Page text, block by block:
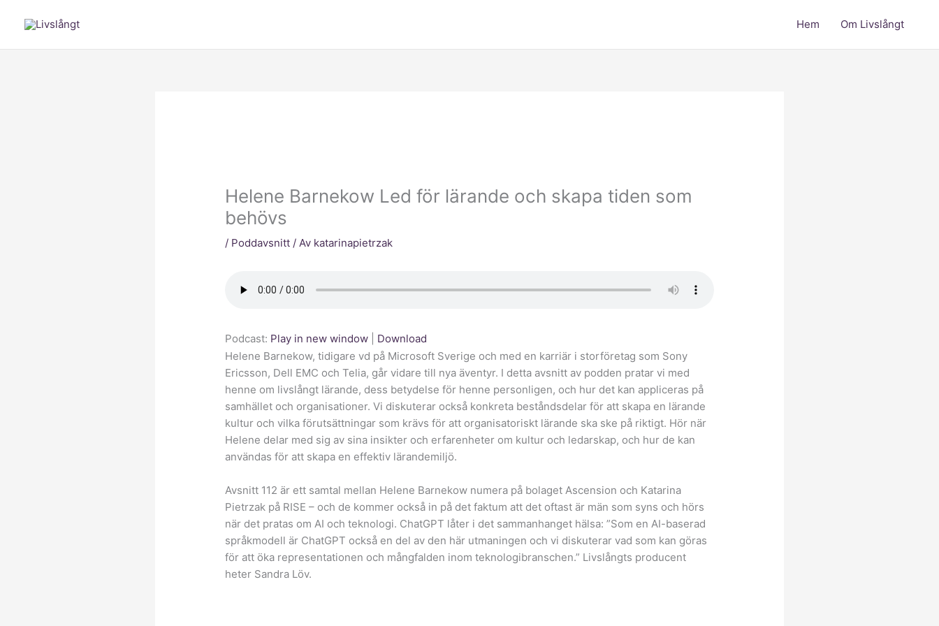
Hem Om Livslångt
Helene Barnekow Led för lärande och skapa tiden som
behövs
/ Poddavsnitt / Av katarinapietrzak
Podcast: Play in new window
Download
Helene Barnekow, tidigare vd på Microsoft Sverige och med en karriär i storföretag som Sony
Ericsson, Dell EMC och Telia, går vidare till nya äventyr. I detta avsnitt av podden pratar vi med
henne om livslångt lärande, dess betydelse för henne personligen, och hur det kan appliceras på
samhället och organisationer. Vi diskuterar också konkreta beståndsdelar för att skapa en lärande
kultur och vilka förutsättningar som krävs för att organisatoriskt lärande ska ske på riktigt. Hör när
Helene delar med sig av sina insikter och erfarenheter om kultur och ledarskap, och hur de kan
användas för att skapa en effektiv lärandemiljö.
Avsnitt 112 är ett samtal mellan Helene Barnekow numera på bolaget Ascension och Katarina
Pietrzak på RISE – och de kommer också in på det faktum att det oftast är män som syns och hörs
när det pratas om AI och teknologi. ChatGPT låter i det sammanhanget hälsa: ”Som en AI-baserad
språkmodell är ChatGPT också en del av den här utmaningen och vi diskuterar vad som kan göras
för att öka representationen och mångfalden inom teknologibranschen.” Livslångts producent
heter Sandra Löv.